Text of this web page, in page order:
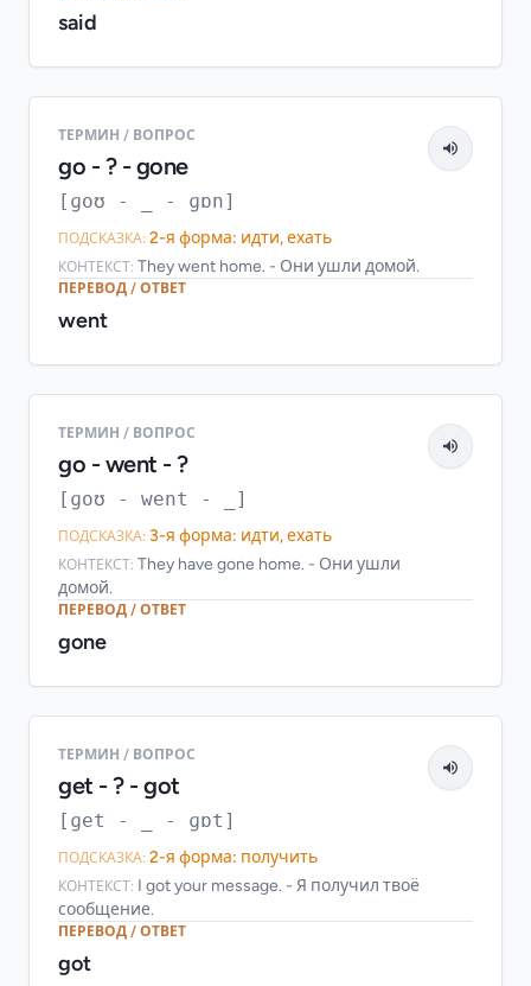
said
ТЕРМИН / ВОПРОС
go - ? - gone
[ɡoʊ - _ - ɡɒn]
ПОДСКАЗКА: 2-я форма: идти, ехать
КОНТЕКСТ: They went home. - Они ушли домой.
ПЕРЕВОД / ОТВЕТ
went
ТЕРМИН / ВОПРОС
go - went - ?
[ɡoʊ - went - _]
ПОДСКАЗКА: 3-я форма: идти, ехать
КОНТЕКСТ: They have gone home. - Они ушли
домой.
ПЕРЕВОД / ОТВЕТ
gone
ТЕРМИН / ВОПРОС
get - ? - got
[ɡet - _ - ɡɒt]
ПОДСКАЗКА: 2-я форма: получить
КОНТЕКСТ:
I got your message. - Я получил твоё
сообщение.
ПЕРЕВОД / ОТВЕТ
got